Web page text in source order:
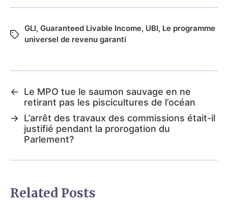
GLI, Guaranteed Livable Income, UBI, Le programme
universel de revenu garanti
←
Le MPO tue le saumon sauvage en ne
retirant pas les piscicultures de l’océan
→ L’arrêt des travaux des commissions était-il
justifié pendant la prorogation du
Parlement?
Related Posts